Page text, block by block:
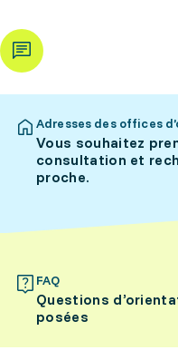
Adresses des offices
Vous souhaitez
consultation et
proche.
FAQ
Questions
posées